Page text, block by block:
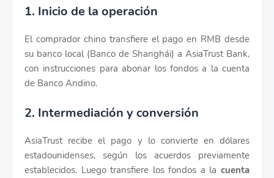
1. Inicio de la operación
El comprador chino transfiere el pago en RMB desde
su banco local (Banco de Shanghái) a AsiaTrust Bank,
con instrucciones para abonar los fondos a la cuenta
de Banco Andino.
2. Intermediación y conversión
AsiaTrust recibe el pago y lo convierte en dólares
estadounidenses, según los acuerdos previamente
establecidos. Luego transfiere los fondos a la cuenta